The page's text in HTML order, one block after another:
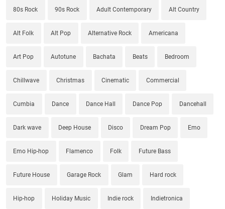
80s Rock 90s Rock Adult Contemporary Alt Country
Alt Folk Alt Pop Alternative Rock Americana
Art Pop Autotune Bachata Beats Bedroom
Chillwave Christmas Cinematic Commercial
Cumbia Dance Dance Hall Dance Pop Dancehall
Dark wave Deep House Disco Dream Pop Emo
Emo Hip-hop Flamenco Folk Future Bass
Future House Garage Rock Glam Hard rock
Hip-hop Holiday Music Indie rock Indietronica